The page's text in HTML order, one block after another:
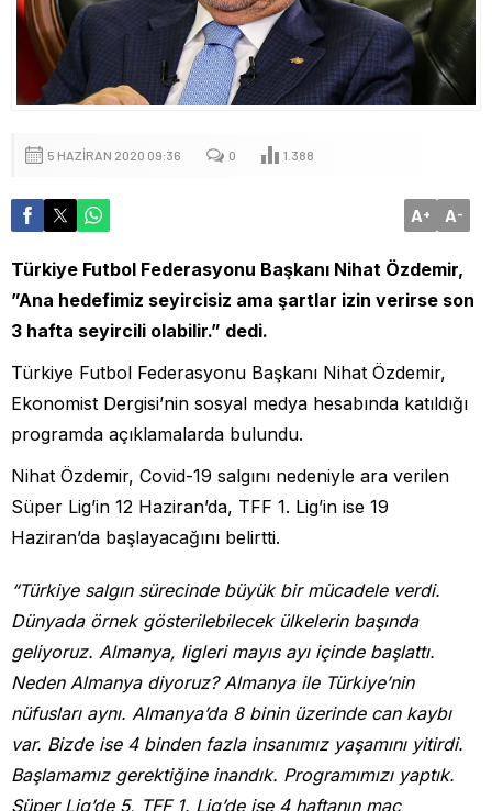
5 HAZIRAN 2020 09:36 0 1.388
A+ A-
Türkiye Futbol Federasyonu Başkanı Nihat Özdemir,
”Ana hedefimiz seyircisiz ama şartlar izin verirse son
3 hafta seyircili olabilir.” dedi.
Türkiye Futbol Federasyonu Başkanı Nihat Özdemir,
Ekonomist Dergisi’nin sosyal medya hesabında katıldığı
programda açıklamalarda bulundu.
Nihat Özdemir, Covid-19 salgını nedeniyle ara verilen
Süper Lig’in 12 Haziran’da, TFF 1. Lig’in ise 19
Haziran’da başlayacağını belirtti.
“Türkiye salgın sürecinde büyük bir mücadele verdi.
Dünyada örnek gösterilebilecek ülkelerin başında
geliyoruz. Almanya, ligleri mayıs ayı içinde başlattı.
Neden Almanya diyoruz? Almanya ile Türkiye’nin
nüfusları aynı. Almanya’da 8 binin üzerinde can kaybı
var. Bizde ise 4 binden fazla insanımız yaşamını yitirdi.
Başlamamız gerektiğine inandık. Programımızı yaptık.
Süper Lig’de 5, TFF 1. Lig’de ise 4 haftanın maç